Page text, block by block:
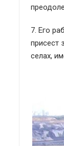
7. Его
присест
селах,